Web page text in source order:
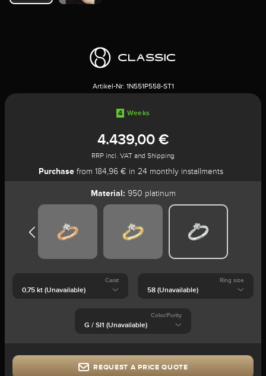
Artikel-Nr: 1N551P558-ST1
4 Weeks
4.439,00 €
RRP incl. VAT and Shipping
Purchasefrom 184,96 € in 24 monthly installments
Material: 950 platinum
Carat Ring size
Color/Purity
REQUEST A PRICE QUOTE